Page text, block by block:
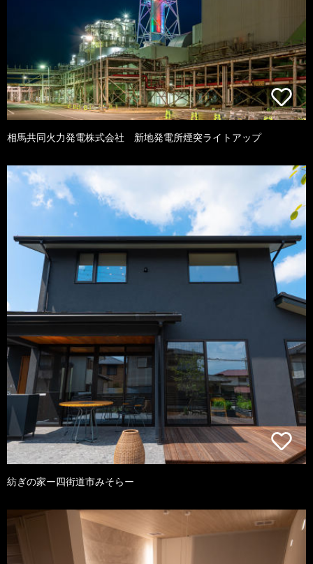
相馬共同火力発電株式会社 新地発電所煙突ライトアップ
紡ぎの家ー四街道市みそらー